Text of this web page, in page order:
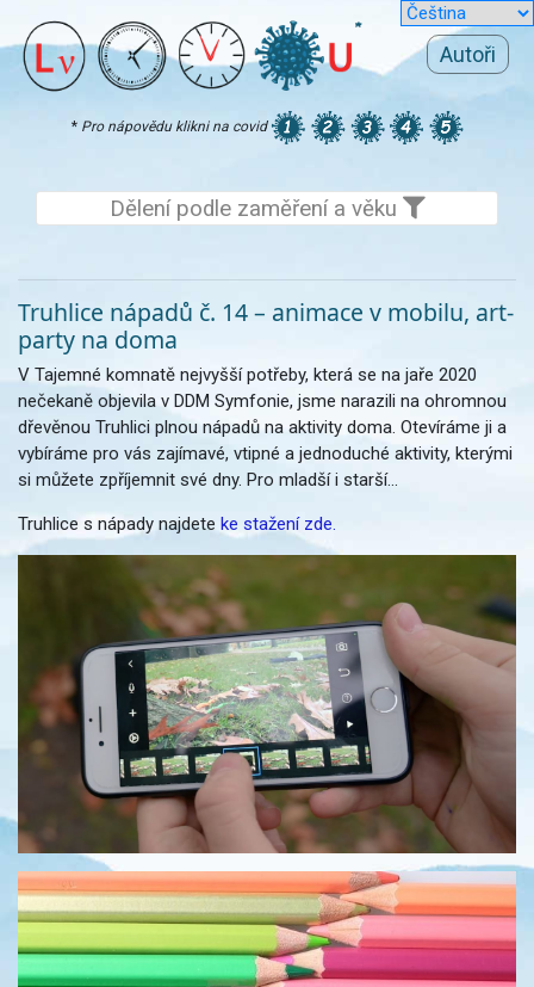
Autoři
* Pro nápovědu klikni na covid
Dělení podle zaměření a věku
Truhlice nápadů č. 14 – animace v mobilu, art-
party na doma
V Tajemné komnatě nejvyšší potřeby, která se na jaře 2020
nečekaně objevila v DDM Symfonie, jsme narazili na ohromnou
dřevěnou Truhlici plnou nápadů na aktivity doma. Otevíráme ji a
vybíráme pro vás zajímavé, vtipné a jednoduché aktivity, kterými
si můžete zpříjemnit své dny. Pro mladší i starší...
Truhlice s nápady najdete ke stažení zde.